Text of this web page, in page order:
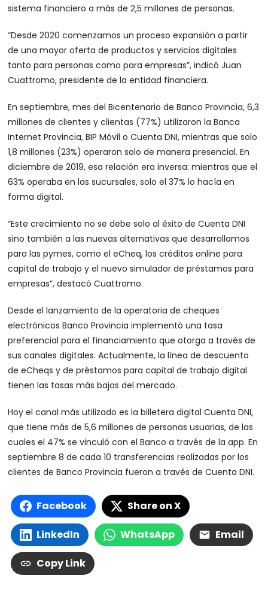
sistema financiero a más de 2,5 millones de personas.
“Desde 2020 comenzamos un proceso expansión a partir
de una mayor oferta de productos y servicios digitales
tanto para personas como para empresas”, indicó Juan
Cuattromo, presidente de la entidad financiera.
En septiembre, mes del Bicentenario de Banco Provincia, 6,3
millones de clientes y clientas (77%) utilizaron la Banca
Internet Provincia, BIP Móvil o Cuenta DNI, mientras que solo
1,8 millones (23%) operaron solo de manera presencial. En
diciembre de 2019, esa relación era inversa: mientras que el
63% operaba en las sucursales, solo el 37% lo hacía en
forma digital.
“Este crecimiento no se debe solo al éxito de Cuenta DNI
sino también a las nuevas alternativas que desarrollamos
para las pymes, como el eCheq, los créditos online para
capital de trabajo y el nuevo simulador de préstamos para
empresas”, destacó Cuattromo.
Desde el lanzamiento de la operatoria de cheques
electrónicos Banco Provincia implementó una tasa
preferencial para el financiamiento que otorga a través de
sus canales digitales. Actualmente, la línea de descuento
de eCheqs y de préstamos para capital de trabajo digital
tienen las tasas más bajas del mercado.
Hoy el canal más utilizado es la billetera digital Cuenta DNI,
que tiene más de 5,6 millones de personas usuarias, de las
cuales el 47% se vinculó con el Banco a través de la app. En
septiembre 8 de cada 10 transferencias realizadas por los
clientes de Banco Provincia fueron a través de Cuenta DNI.
Facebook Share on X
LinkedIn WhatsApp Email
Copy Link